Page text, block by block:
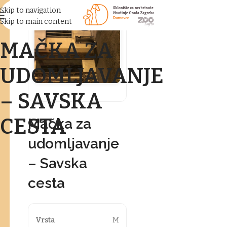
Skip to navigation
Skip to main content
MAČKA ZA
UDOMLJAVANJE
– SAVSKA
CESTA
Mačka za
udomljavanje
– Savska
cesta
Vrsta
M